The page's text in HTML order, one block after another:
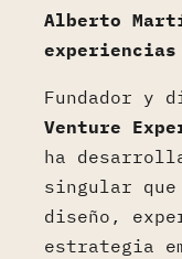
Alberto
Fundador y
Venture
ha
singular
diseño,
estrategia